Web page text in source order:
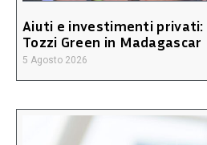
Aiuti e investimenti privati:
Tozzi Green in Madagascar
5 Agosto 2026